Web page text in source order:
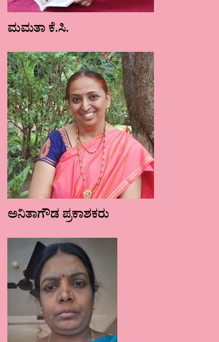
ಮಮತಾ ಕೆ.ಸಿ.
ಅನಿತಾಗೌಡ ಪ್ರಕಾಶಕರು